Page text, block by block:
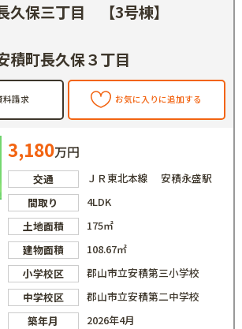
久保三丁目 【3号棟】
積町長久保３丁目
料請求 お気に入りに追加する
3,180万円
交通
ＪＲ東北本線 安積永盛駅
間取り
4LDK
土地面積
175㎡
建物面積
108.67㎡
小学校区
郡山市立安積第三小学校
中学校区
郡山市立安積第二中学校
築年月
2026年4月